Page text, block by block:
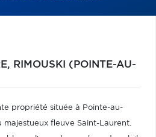
RIMOUSKI (POINTE-AU-
propriété située à Pointe-au-
majestueux fleuve Saint-Laurent.